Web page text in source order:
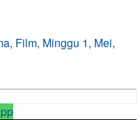
Film, Minggu 1, Mei,